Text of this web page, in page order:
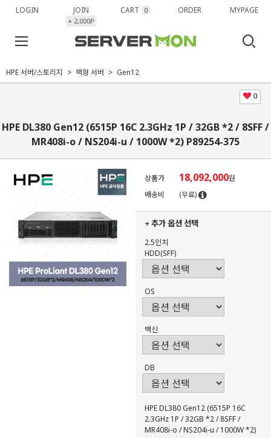
LOGIN JOIN
+ 2,000P
CART 0 ORDER MYPAGE
HPE 서버/스토리지 랙형 서버 Gen12
0
HPE DL380 Gen12 (6515P 16C 2.3GHz 1P / 32GB *2 / 8SFF /
MR408i-o / NS204i-u / 1000W *2) P89254-375
상품가 18,092,000원
배송비
(무료)
+ 추가 옵션 선택
2.5인치
HDD(SFF)
OS
백신
DB
HPE DL380 Gen12 (6515P 16C
2.3GHz 1P / 32GB *2 / 8SFF /
MR408i-o / NS204i-u / 1000W *2)